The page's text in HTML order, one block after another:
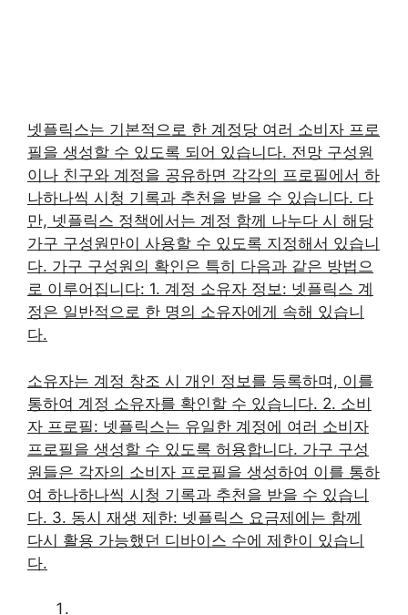
넷플릭스는 기본적으로 한 계정당 여러 소비자 프로
필을 생성할 수 있도록 되어 있습니다. 전망 구성원
이나 친구와 계정을 공유하면 각각의 프로필에서 하
나하나씩 시청 기록과 추천을 받을 수 있습니다. 다
만, 넷플릭스 정책에서는 계정 함께 나누다 시 해당
가구 구성원만이 사용할 수 있도록 지정해서 있습니
다. 가구 구성원의 확인은 특히 다음과 같은 방법으
로 이루어집니다: 1. 계정 소유자 정보: 넷플릭스 계
정은 일반적으로 한 명의 소유자에게 속해 있습니
다.
소유자는 계정 창조 시 개인 정보를 등록하며, 이를
통하여 계정 소유자를 확인할 수 있습니다. 2. 소비
자 프로필: 넷플릭스는 유일한 계정에 여러 소비자
프로필을 생성할 수 있도록 허용합니다. 가구 구성
원들은 각자의 소비자 프로필을 생성하여 이를 통하
여 하나하나씩 시청 기록과 추천을 받을 수 있습니
다. 3. 동시 재생 제한: 넷플릭스 요금제에는 함께
다시 활용 가능했던 디바이스 수에 제한이 있습니
다.